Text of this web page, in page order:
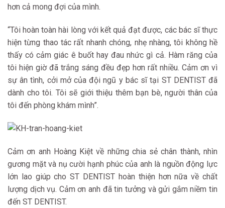
hơn cả mong đợi của mình.
“Tôi hoàn toàn hài lòng với kết quả đạt được, các bác sĩ thực
hiện từng thao tác rất nhanh chóng, nhẹ nhàng, tôi không hề
thấy có cảm giác ê buốt hay đau nhức gì cả. Hàm răng của
tôi hiện giờ đã trắng sáng đều đẹp hơn rất nhiều. Cảm ơn vì
sự ân tình, cởi mở của đội ngũ y bác sĩ tại ST DENTIST đã
dành cho tôi. Tôi sẽ giới thiệu thêm bạn bè, người thân của
tôi đến phòng khám mình”.
Cảm ơn anh Hoàng Kiệt về những chia sẻ chân thành, nhìn
gương mặt và nụ cười hạnh phúc của anh là nguồn động lực
lớn lao giúp cho ST DENTIST hoàn thiện hơn nữa về chất
lượng dịch vụ. Cảm ơn anh đã tin tưởng và gửi gắm niềm tin
đến ST DENTIST.